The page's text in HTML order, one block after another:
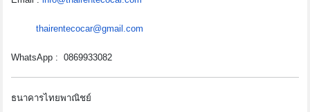
thairentecocar@gmail.com
WhatsApp : 0869933082
ธนาคารไทยพาณิชย์